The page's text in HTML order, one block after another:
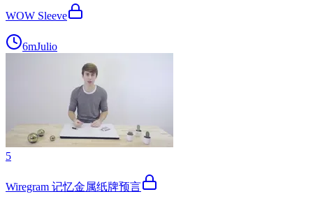
WOW Sleeve
6mJulio
5
Wiregram 记忆金属纸牌预言